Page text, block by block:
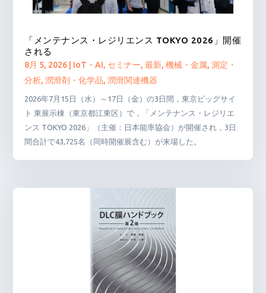
「メンテナンス・レジリエンス TOKYO 2026」開催
される
8月 5, 2026 IoT・AI, セミナー,最新,機械・金属,測定・
分析,潤滑剤・化学品,潤滑関連機器
2026年7月15日（水）～17日（金）の3日間，東京ビッグサイ
ト 東展示棟（東京都江東区）で，「メンテナンス・レジリエ
ンス TOKYO 2026」（主催：日本能率協会）が開催され，3日
間合計で43,725名（同時開催展含む）が来場した。